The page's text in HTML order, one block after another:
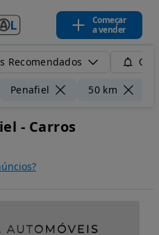
Começar
a vender
Recomendados
Penafiel 50 km
- Carros